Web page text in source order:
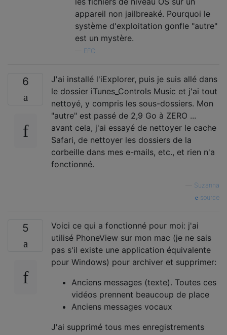
appareil non jailbreaké. Pourquoi le
système d'exploitation gonfle "autre"
est un mystère.
EFC
6
J'ai installé l'iExplorer, puis je suis allé dans
le dossier iTunes_Controls Music et j'ai tout
nettoyé, y compris les sous-dossiers. Mon
"autre" est passé de 2,9 Go à ZERO ...
avant cela, j'ai essayé de nettoyer le cache
Safari, de nettoyer les dossiers de la
corbeille dans mes e-mails, etc., et rien n'a
fonctionné.
Suzanna
source
5
Voici ce qui a fonctionné pour moi: j'ai
utilisé PhoneView sur mon mac (je ne sais
pas s'il existe une application équivalente
pour Windows) pour archiver et supprimer:
Anciens messages (texte). Toutes ces
vidéos prennent beaucoup de place
Anciens messages vocaux
J'ai supprimé tous mes enregistrements